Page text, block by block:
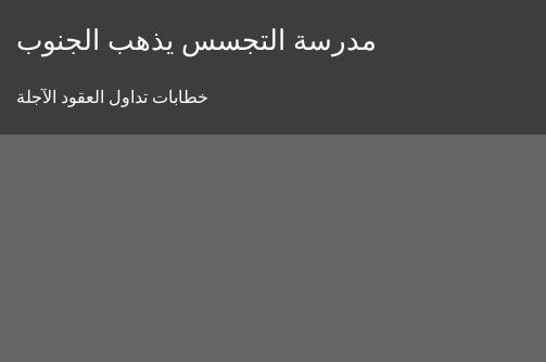
مدرسة التجسس يذهب الجنوب
خطابات تداول العقود الآجلة